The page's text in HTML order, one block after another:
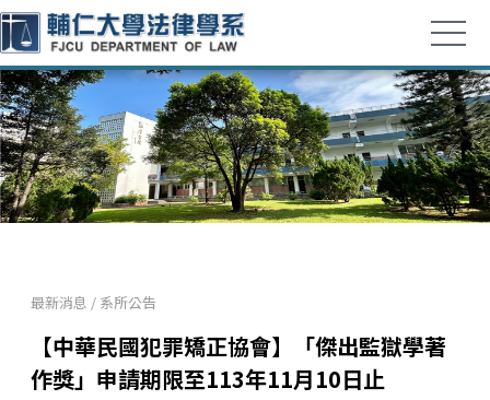
最新消息 / 系所公告
【中華民國犯罪矯正協會】「傑出監獄學著
作獎」申請期限至113年11月10日止